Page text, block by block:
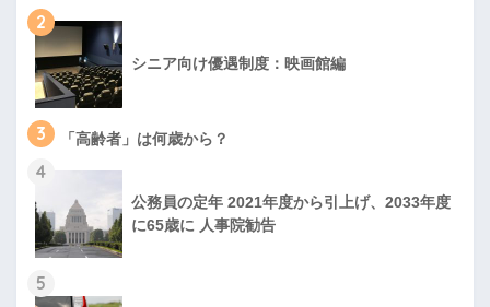
2
シニア向け優遇制度：映画館編
3 「高齢者」は何歳から？
4
公務員の定年 2021年度から引上げ、2033年度
に65歳に 人事院勧告
5